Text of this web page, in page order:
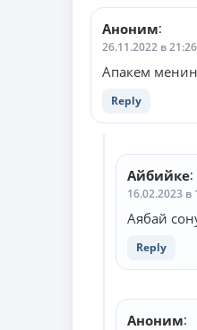
Аноним:
26.11.2022 в 21:26
Апакем
Reply
Айбийке:
16.02.2023 в
Аябай
Reply
Аноним: